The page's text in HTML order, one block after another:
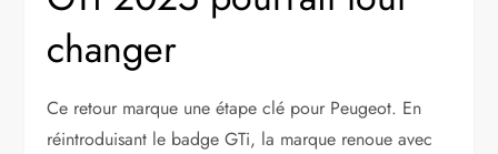
changer
Ce retour marque une étape clé pour Peugeot. En
réintroduisant le badge GTi, la marque renoue avec